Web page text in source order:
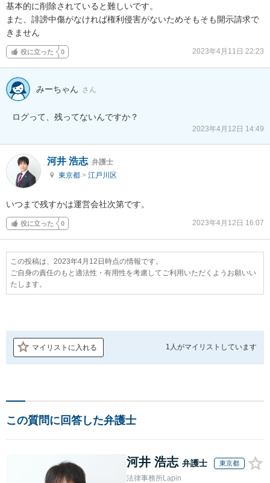
基本的に削除されていると難しいです。
また、誹謗中傷がなければ権利侵害がないためそもそも開示請求で
きません
役に立った 0 2023年4月11日 22:23
みーちゃん さん
ログって、残ってないんですか？
2023年4月12日 14:49
河井 浩志 弁護士
東京都 > 江戸川区
いつまで残すかは運営会社次第です。
役に立った 0 2023年4月12日 16:07
この投稿は、2023年4月12日時点の情報です。
ご自身の責任のもと適法性・有用性を考慮してご利用いただくようお願いい
たします。
マイリストに入れる 1人がマイリストしています
この質問に回答した弁護士
河井 浩志 弁護士 東京都
法律事務所Lapin